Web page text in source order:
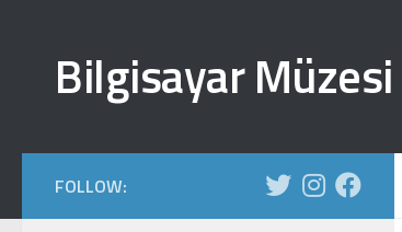
Bilgisayar Müzesi
FOLLOW: